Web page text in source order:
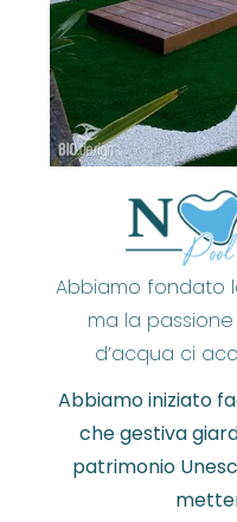
Abbiamo fondato
ma la
d’acqua ci
Abbiamo iniziato
che gestiva
patrimonio